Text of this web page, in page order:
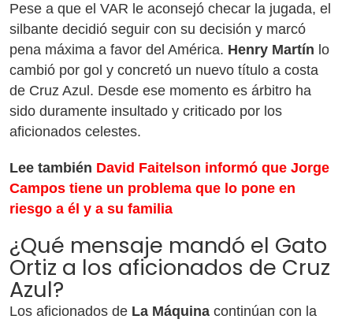
Pese a que el VAR le aconsejó checar la jugada, el
silbante decidió seguir con su decisión y marcó
pena máxima a favor del América. Henry Martín lo
cambió por gol y concretó un nuevo título a costa
de Cruz Azul. Desde ese momento es árbitro ha
sido duramente insultado y criticado por los
aficionados celestes.
Lee también David Faitelson informó que Jorge
Campos tiene un problema que lo pone en
riesgo a él y a su familia
¿Qué mensaje mandó el Gato
Ortiz a los aficionados de Cruz
Azul?
Los aficionados de La Máquina continúan con la